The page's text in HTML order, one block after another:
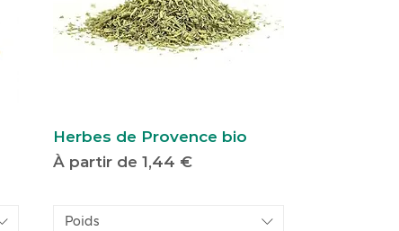
Herbes de Provence bio
À partir de 1,44 €
Prix promotionnel
Poids